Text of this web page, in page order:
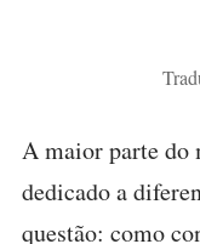
A maior parte do
dedicado a
questão: como